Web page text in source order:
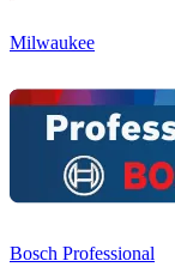
Milwaukee
Bosch Professional